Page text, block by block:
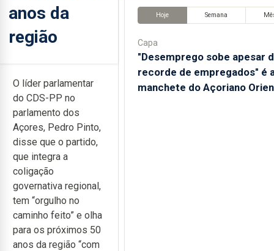
anos da
região
O líder parlamentar
do CDS-PP no
parlamento dos
Açores, Pedro Pinto,
disse que o partido,
que integra a
coligação
governativa regional,
tem “orgulho no
caminho feito” e olha
para os próximos 50
anos da região “com
Hoje Semana
Capa
"Desemprego sobe apesar
recorde de empregados" é
manchete do Açoriano